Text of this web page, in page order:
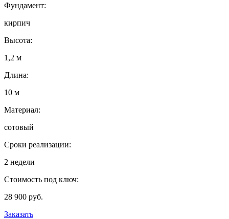
Фундамент:
кирпич
Высота:
1,2 м
Длина:
10 м
Материал:
сотовый
Сроки реализации:
2 недели
Стоимость под ключ:
28 900 руб.
Заказать